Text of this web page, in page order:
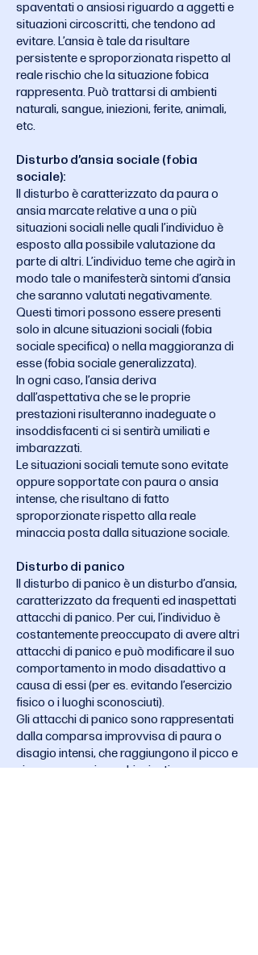
spaventati o ansiosi riguardo a aggetti e
situazioni circoscritti, che tendono ad
evitare. L’ansia è tale da risultare
persistente e sproporzionata rispetto al
reale rischio che la situazione fobica
rappresenta. Può trattarsi di ambienti
naturali, sangue, iniezioni, ferite, animali,
etc.
Disturbo d’ansia sociale (fobia
sociale):
Il disturbo è caratterizzato da paura o
ansia marcate relative a una o più
situazioni sociali nelle quali l’individuo è
esposto alla possibile valutazione da
parte di altri. L’individuo teme che agirà in
modo tale o manifesterà sintomi d’ansia
che saranno valutati negativamente.
Questi timori possono essere presenti
solo in alcune situazioni sociali (fobia
sociale specifica) o nella maggioranza di
esse (fobia sociale generalizzata).
In ogni caso, l’ansia deriva
dall’aspettativa che se le proprie
prestazioni risulteranno inadeguate o
insoddisfacenti ci si sentirà umiliati e
imbarazzati.
Le situazioni sociali temute sono evitate
oppure sopportate con paura o ansia
intense, che risultano di fatto
sproporzionate rispetto alla reale
minaccia posta dalla situazione sociale.
Disturbo di panico
Il disturbo di panico è un disturbo d’ansia,
caratterizzato da frequenti ed inaspettati
attacchi di panico. Per cui, l’individuo è
costantemente preoccupato di avere altri
attacchi di panico e può modificare il suo
comportamento in modo disadattivo a
causa di essi (per es. evitando l’esercizio
fisico o i luoghi sconosciuti).
Gli attacchi di panico sono rappresentati
dalla comparsa improvvisa di paura o
disagio intensi, che raggiungono il picco e
si consumano in pochi minuti,